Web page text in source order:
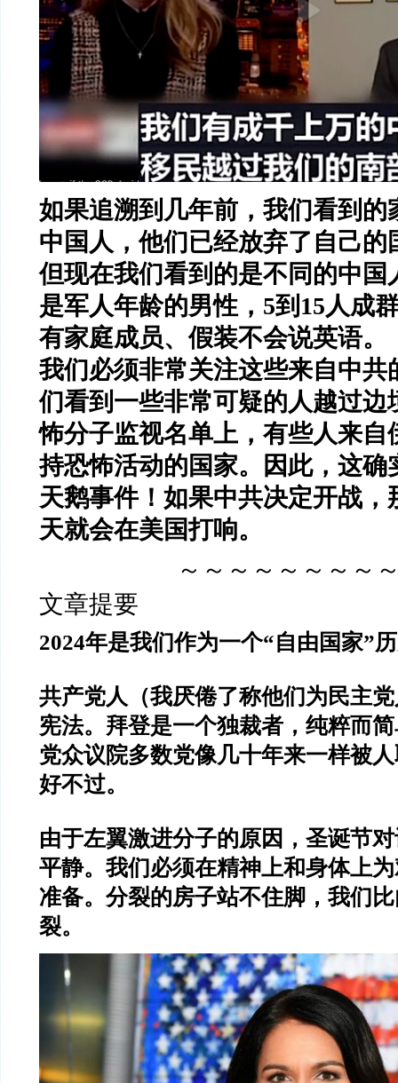
如果追溯到几年前，我们看到的
中国人，他们已经放弃了自己的
但现在我们看到的是不同的中国
是军人年龄的男性，5到15人成
有家庭成员、假装不会说英语。
我们必须非常关注这些来自中共
们看到一些非常可疑的人越过边
怖分子监视名单上，有些人来自
持恐怖活动的国家。因此，这确
天鹅事件！ 如果中共决定开战，
天就会在美国打响。
～～～～～～～～
文章提要
2024年是我们作为一个“自由国家”
共产党人（我厌倦了称他们为民主
宪法。拜登是一个独裁者，纯粹而
党众议院多数党像几十年来一样被
好不过。
由于左翼激进分子的原因，圣诞节
平静。我们必须在精神上和身体上
准备。分裂的房子站不住脚，我们
裂。